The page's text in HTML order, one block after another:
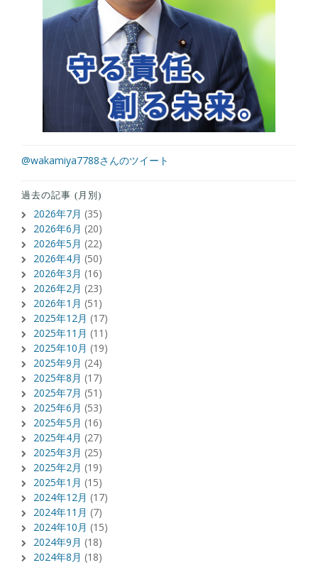
@wakamiya7788さんのツイート
過去の記事 (月別)
2026年7月 (35)
2026年6月 (20)
2026年5月 (22)
2026年4月 (50)
2026年3月 (16)
2026年2月 (23)
2026年1月 (51)
2025年12月 (17)
2025年11月 (11)
2025年10月 (19)
2025年9月 (24)
2025年8月 (17)
2025年7月 (51)
2025年6月 (53)
2025年5月 (16)
2025年4月 (27)
2025年3月 (25)
2025年2月 (19)
2025年1月 (15)
2024年12月 (17)
2024年11月 (7)
2024年10月 (15)
2024年9月 (18)
2024年8月 (18)